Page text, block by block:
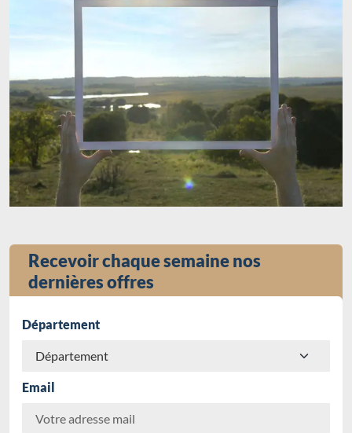
Recevoir chaque semaine nos
dernières offres
Département
Email